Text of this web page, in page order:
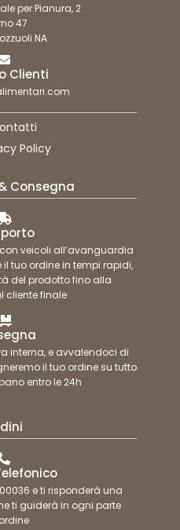
per Pianura, 2
47
NA
Clienti
Policy
Consegna
veicoli all’avanguardia
tuo ordine in tempi rapidi,
del prodotto fino alla
cliente finale
interna, e avvalendoci di
il tuo ordine su tutto
entro le 24h
e ti risponderà una
ti guiderà in ogni parte